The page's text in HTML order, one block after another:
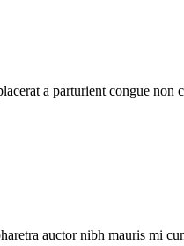
a parturient congue non
auctor nibh mauris mi